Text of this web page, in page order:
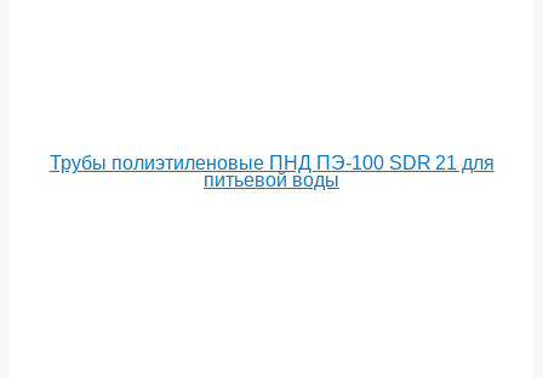
Трубы полиэтиленовые ПНД ПЭ-100 SDR 21 для
питьевой воды